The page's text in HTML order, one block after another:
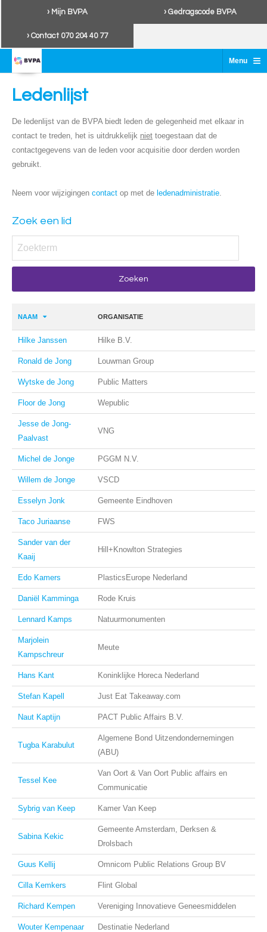
› Mijn BVPA › Gedragscode BVPA
› Contact 070 204 40 77
Menu ≡
Ledenlijst
De ledenlijst van de BVPA biedt leden de gelegenheid met elkaar in
contact te treden, het is uitdrukkelijk niet toegestaan dat de
contactgegevens van de leden voor acquisitie door derden worden
gebruikt.
Neem voor wijzigingen contact op met de ledenadministratie.
Zoek een lid
NAAM ORGANISATIE
Hilke Janssen Hilke B.V.
Ronald de Jong Louwman Group
Wytske de Jong Public Matters
Floor de Jong Wepublic
Jesse de Jong-
Paalvast
VNG
Michel de Jonge PGGM N.V.
Willem de Jonge VSCD
Esselyn Jonk Gemeente Eindhoven
Taco Juriaanse FWS
Sander van der
Kaaij
Hill+Knowlton Strategies
Edo Kamers PlasticsEurope Nederland
Daniël Kamminga Rode Kruis
Lennard Kamps Natuurmonumenten
Marjolein
Kampschreur
Meute
Hans Kant Koninklijke Horeca Nederland
Stefan Kapell Just Eat Takeaway.com
Naut Kaptijn PACT Public Affairs B.V.
Tugba Karabulut
Algemene Bond Uitzendondernemingen
(ABU)
Tessel Kee
Van Oort & Van Oort Public affairs en
Communicatie
Sybrig van Keep Kamer Van Keep
Sabina Kekic
Gemeente Amsterdam, Derksen &
Drolsbach
Guus Kellij Omnicom Public Relations Group BV
Cilla Kemkers Flint Global
Richard Kempen Vereniging Innovatieve Geneesmiddelen
Wouter Kempenaar Destinatie Nederland